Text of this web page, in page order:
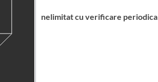
nelimitat cu verificare periodica